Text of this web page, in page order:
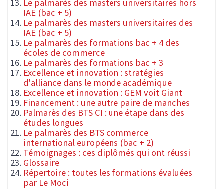
Le palmarès des masters universitaires hors
IAE (bac + 5)
Le palmarès des masters universitaires des
IAE (bac + 5)
Le palmarès des formations bac + 4 des
écoles de commerce
Le palmarès des formations bac + 3
Excellence et innovation : stratégies
d'alliance dans le monde académique
Excellence et innovation : GEM voit Giant
Financement : une autre paire de manches
Palmarès des BTS CI : une étape dans des
études longues
Le palmarès des BTS commerce
international européens (bac + 2)
Témoignages : ces diplômés qui ont réussi
Glossaire
Répertoire : toutes les formations évaluées
par Le Moci